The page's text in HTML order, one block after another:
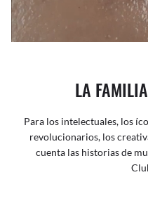
LA
Para los intelectuales, los
revolucionarios, los
cuenta las historias de